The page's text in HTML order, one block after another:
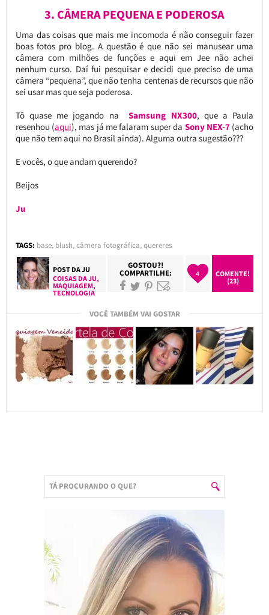
3. CÂMERA PEQUENA E PODEROSA
Uma das coisas que mais me incomoda é não conseguir fazer
boas fotos pro blog. A questão é que não sei manusear uma
câmera com milhões de funções e aqui em Jee não achei
nenhum curso. Daí fui pesquisar e decidi que preciso de uma
câmera “pequena”, que não tenha centenas de recursos que não
sei usar mas que seja poderosa.
Tô quase me jogando naSamsung NX300, que a Paula
resenhou (aqui), mas já me falaram super da Sony NEX-7 (acho
que não tem aqui no Brasil ainda). Alguma outra sugestão???
E vocês, o que andam querendo?
Beijos
Ju
TAGS: base, blush,câmera fotográfica,quereres
POST DAJU
COISAS DA JU,
MAQUIAGEM,
TECNOLOGIA
GOSTOU?!
COMPARTILHE: 4
COMENTE!
(23)
VOCÊ TAMBÉM VAI GOSTAR